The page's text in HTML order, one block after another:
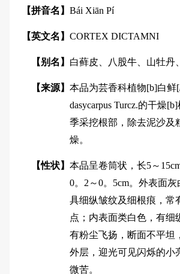
【拼音名】 Bái Xiān Pí
【英文名】 CORTEX DICTAMNI
【别名】 白藓皮、八股牛、山牡丹
【来源】 本品为芸香科植物[b]白鲜
dasycarpus Turcz.的干燥
季采挖根部，除去泥沙及
燥。
【性状】 本品呈卷筒状，长5～
0。2～0。5cm。外表面灰
具细纵皱纹及细根痕，常
点；内表面类白色，有细
有粉尘飞扬，断面不平坦
外层，迎光可见闪烁的小
微苦。